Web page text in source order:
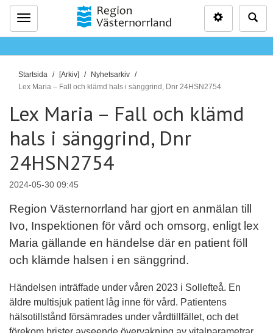
Meny
D
u
r
h
ä
r
:
Startsida [Arkiv]
Nyhetsarkiv
Lex Maria – Fall och klämd hals i sänggrind, Dnr 24HSN2754
Lex Maria – Fall och klämd
hals i sänggrind, Dnr
24HSN2754
2024-05-30 09:45
Region Västernorrland har gjort en anmälan till
Ivo, Inspektionen för vård och omsorg, enligt lex
Maria gällande en händelse där en patient föll
och klämde halsen i en sänggrind.
Händelsen inträffade under våren 2023 i Sollefteå. En
äldre multisjuk patient låg inne för vård. Patientens
hälsotillstånd försämrades under vårdtillfället, och det